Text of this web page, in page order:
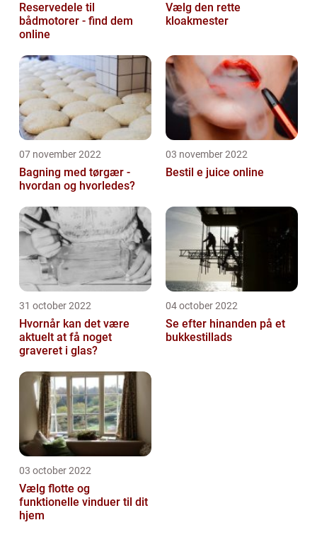
Reservedele til
bådmotorer - find dem
online
Vælg den rette
kloakmester
07 november 2022
Bagning med tørgær -
hvordan og hvorledes?
03 november 2022
Bestil e juice online
31 october 2022
Hvornår kan det være
aktuelt at få noget
graveret i glas?
04 october 2022
Se efter hinanden på et
bukkestillads
03 october 2022
Vælg flotte og
funktionelle vinduer til dit
hjem